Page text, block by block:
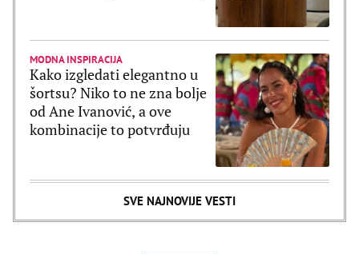
MODNA INSPIRACIJA
Kako izgledati elegantno u
šortsu? Niko to ne zna bolje
od Ane Ivanović, a ove
kombinacije to potvrđuju
SVE NAJNOVIJE VESTI